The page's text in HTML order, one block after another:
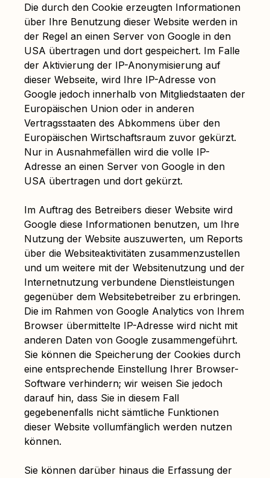
Die durch den Cookie erzeugten Informationen
über Ihre Benutzung dieser Website werden in
der Regel an einen Server von Google in den
USA übertragen und dort gespeichert. Im Falle
der Aktivierung der IP-Anonymisierung auf
dieser Webseite, wird Ihre IP-Adresse von
Google jedoch innerhalb von Mitgliedstaaten der
Europäischen Union oder in anderen
Vertragsstaaten des Abkommens über den
Europäischen Wirtschaftsraum zuvor gekürzt.
Nur in Ausnahmefällen wird die volle IP-
Adresse an einen Server von Google in den
USA übertragen und dort gekürzt.
Im Auftrag des Betreibers dieser Website wird
Google diese Informationen benutzen, um Ihre
Nutzung der Website auszuwerten, um Reports
über die Websiteaktivitäten zusammenzustellen
und um weitere mit der Websitenutzung und der
Internetnutzung verbundene Dienstleistungen
gegenüber dem Websitebetreiber zu erbringen.
Die im Rahmen von Google Analytics von Ihrem
Browser übermittelte IP-Adresse wird nicht mit
anderen Daten von Google zusammengeführt.
Sie können die Speicherung der Cookies durch
eine entsprechende Einstellung Ihrer Browser-
Software verhindern; wir weisen Sie jedoch
darauf hin, dass Sie in diesem Fall
gegebenenfalls nicht sämtliche Funktionen
dieser Website vollumfänglich werden nutzen
können.
Sie können darüber hinaus die Erfassung der